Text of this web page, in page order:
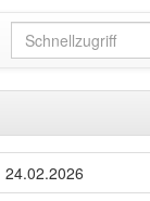
24.02.2026